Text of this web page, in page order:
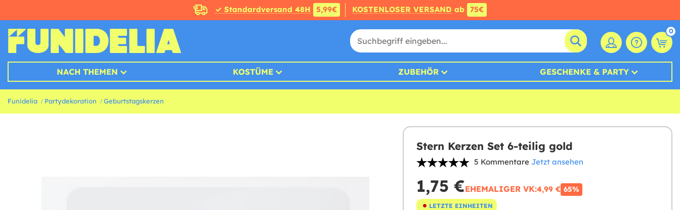
✓ Standardversand 48H 5,99€ KOSTENLOSER VERSAND ab 75€
0
NACH THEMEN KOSTÜME ZUBEHÖR GESCHENKE & PARTY
Funidelia Partydekoration Geburtstagskerzen
Stern Kerzen Set 6-teilig gold
5 Kommentare Jetzt ansehen
1,75 €EHEMALIGER VK:4,99 € 65%
LETZTE EINHEITEN